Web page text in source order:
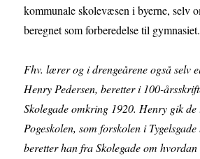
kommunale skolevæsen i byerne, selv
beregnet som forberedelse til gymnasiet.
Fhv. lærer og i drengeårene også selv
Henry Pedersen, beretter i 100-
Skolegade omkring 1920. Henry gik
Pogeskolen, som forskolen i
beretter han fra Skolegade om